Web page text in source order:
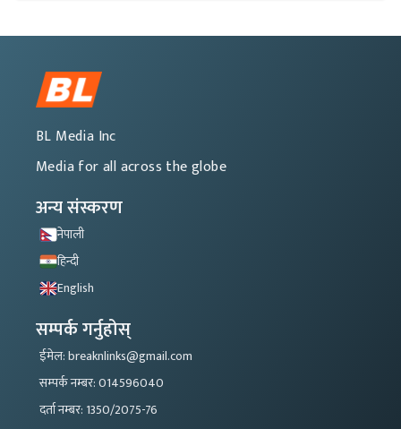
BL Media Inc
Media for all across the globe
अन्य संस्करण
नेपाली
हिन्दी
English
सम्पर्क गर्नुहोस्
ईमेल: breaknlinks@gmail.com
सम्पर्क नम्बर: 014596040
दर्ता नम्बर: 1350/2075-76